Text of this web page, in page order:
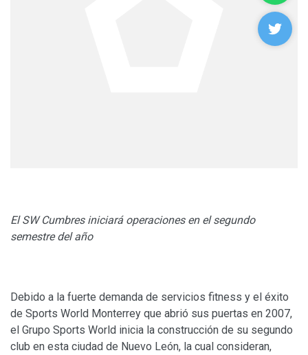
El SW Cumbres iniciará operaciones en el segundo
semestre del año
Debido a la fuerte demanda de servicios fitness y el éxito
de Sports World Monterrey que abrió sus puertas en 2007,
el Grupo Sports World inicia la construcción de su segundo
club en esta ciudad de Nuevo León, la cual consideran,